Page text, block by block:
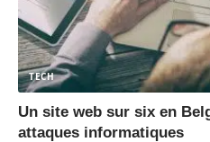
TECH
Un site web sur six en
attaques informatiques